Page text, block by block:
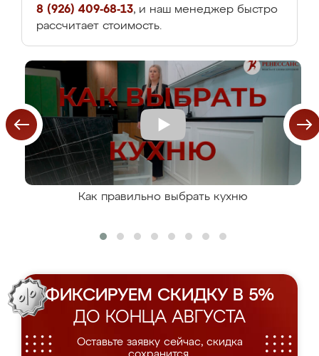
8 (926) 409-68-13, и наш менеджер быстро
рассчитает стоимость.
Как правильно выбрать кухню
ФИКСИРУЕМ СКИДКУ В 5%
ДО КОНЦА АВГУСТА
Оставьте заявку сейчас, скидка